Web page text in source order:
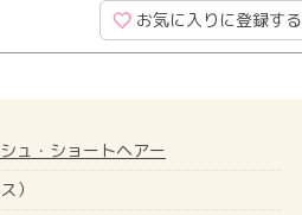
お気に入りに登録する
ュ・ショートヘアー
）